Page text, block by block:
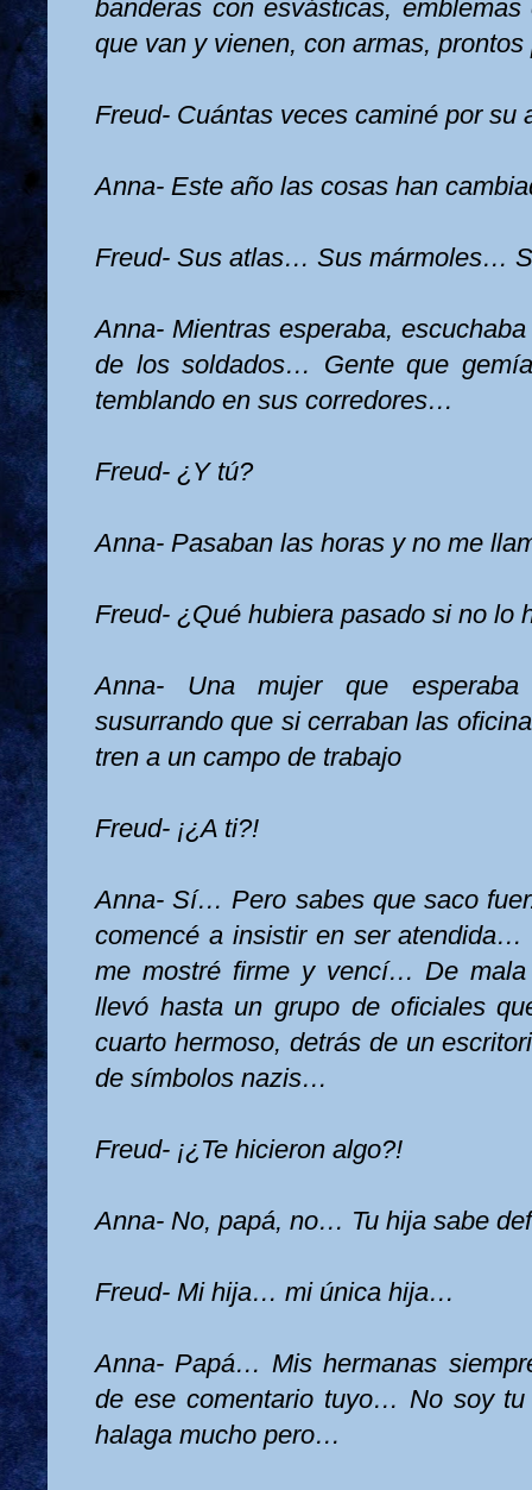
banderas con esvásticas,
que van y vienen, con armas,
Freud- Cuántas veces caminé por
Anna- Este año las cosas han
Freud- Sus atlas… Sus mármoles…
Anna- Mientras esperaba,
de los soldados… Gente que
temblando en sus corredores…
Freud- ¿Y tú?
Anna- Pasaban las horas y no me
Freud- ¿Qué hubiera pasado si no lo
Anna- Una mujer que
susurrando que si cerraban las
tren a un campo de trabajo
Freud- ¡¿A ti?!
Anna- Sí…Pero sabes que saco
comencé a insistir en ser atendida…
me mostré firme y vencí… De
llevó hasta un grupo de oficiales
cuarto hermoso, detrás de un
de símbolos nazis…
Freud- ¡¿Te hicieron algo?!
Anna- No, papá, no… Tu hija sabe
Freud- Mi hija… mi única hija…
Anna- Papá… Mis hermanas
de ese comentario tuyo… No soy
halaga mucho pero…